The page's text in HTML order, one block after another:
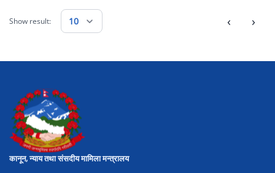
Show result: 10 ‹ ›
कानून, न्याय तथा संसदीय मामिला मन्त्रालय